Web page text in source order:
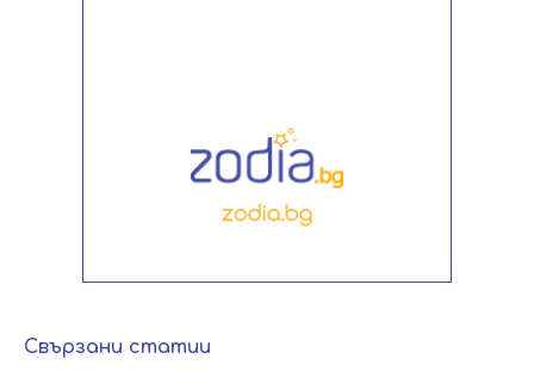
Свързани статии